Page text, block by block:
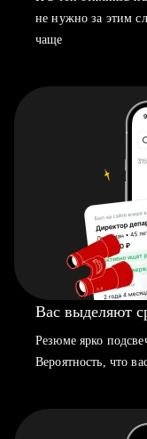
не нужно за этим
чаще
Вас выделяют
Резюме ярко
Вероятность, что